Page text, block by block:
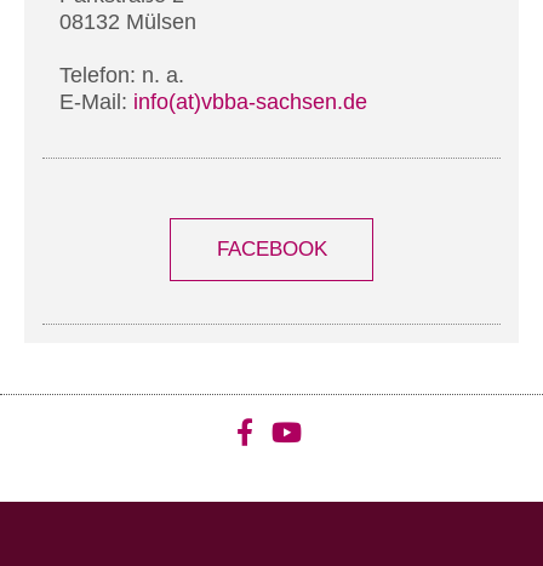
08132 Mülsen
Telefon: n. a.
E-Mail: info(at)vbba-sachsen.de
FACEBOOK